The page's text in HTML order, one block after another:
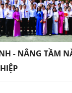
- NÂNG TẦM